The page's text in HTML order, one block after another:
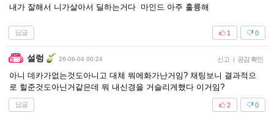
내가 잘해서 니가살아서 딜하는거다 마인드 아주 훌륭해
답글 0
1
설렁 26-06-04 00:24 신고 | 공감 확인
아니 데카가없는것도아니고 대체 뭐에화가난거임? 채팅보니 결과적으
로 힐준것도아닌거같은데 뭐 내신경을 거슬리게했다 이거임?
답글 0
2